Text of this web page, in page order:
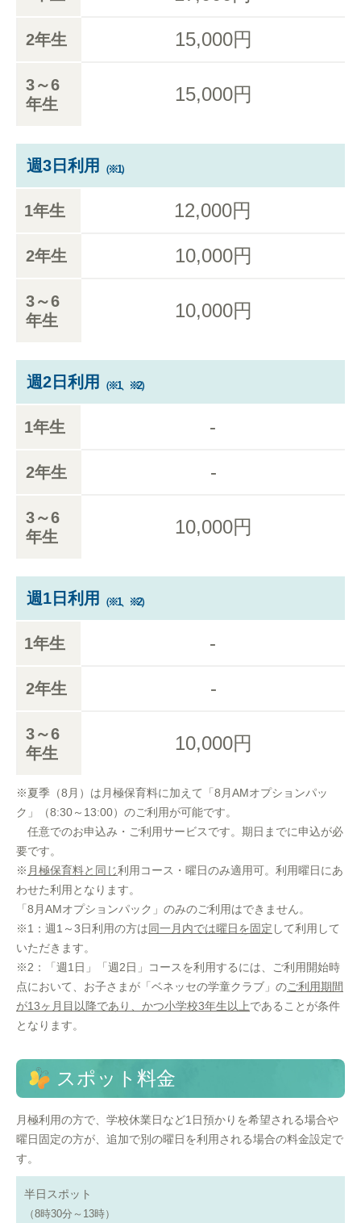
2年生 15,000円
3～6
年生
15,000円
週3日利用 （※1）
1年生 12,000円
2年生 10,000円
3～6
年生
10,000円
週2日利用 （※1、※2）
1年生 -
2年生 -
3～6
年生
10,000円
週1日利用 （※1、※2）
1年生 -
2年生 -
3～6
年生
10,000円
※夏季（8月）は月極保育料に加えて「8月AMオプションパッ
ク」（8:30～13:00）のご利用が可能です。
任意でのお申込み・ご利用サービスです。期日までに申込が必
要です。
※ 月極保育料と同じ利用コース・曜日のみ適用可。利用曜日にあ
わせた利用となります。
「8月AMオプションパック」のみのご利用はできません。
※1：週1～3日利用の方は同一月内では曜日を固定 して利用して
いただきます。
※2：「週1日」「週2日」コースを利用するには、ご利用開始時
点において、お子さまが「ベネッセの学童クラブ」のご利用期間
が13ヶ月目以降であり、かつ小学校3年生以上であることが条件
となります。
スポット料金
月極利用の方で、学校休業日など1日預かりを希望される場合や
曜日固定の方が、追加で別の曜日を利用される場合の料金設定で
す。
半日スポット
（8時30分～13時）